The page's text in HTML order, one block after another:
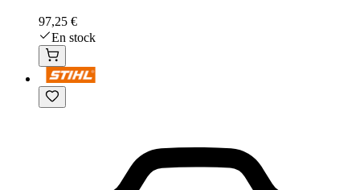
97,25 €
En stock